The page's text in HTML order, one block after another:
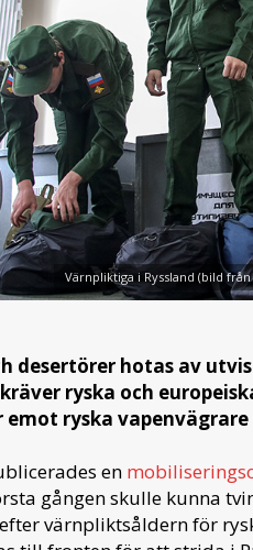
Värnpliktiga i Ryssland (bild
desertörer hotas av
ryska och
ryska
en
gången skulle kunna
värnpliktsåldern för